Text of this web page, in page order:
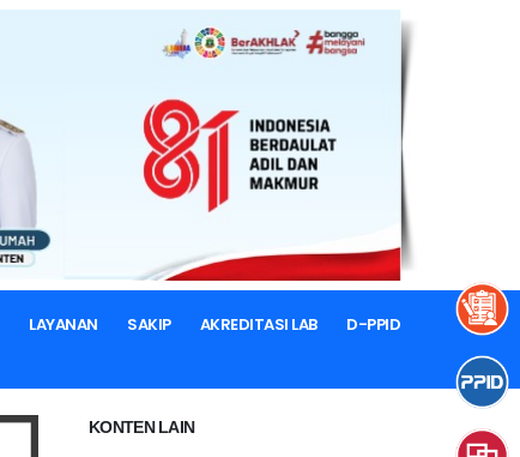
LAYANAN SAKIP AKREDITASI LAB D-PPID
KONTEN LAIN